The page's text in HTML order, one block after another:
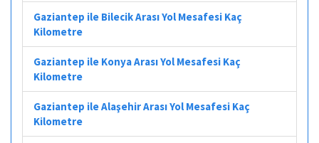
Gaziantep ile Bilecik Arası Yol Mesafesi Kaç
Kilometre
Gaziantep ile Konya Arası Yol Mesafesi Kaç
Kilometre
Gaziantep ile Alaşehir Arası Yol Mesafesi Kaç
Kilometre